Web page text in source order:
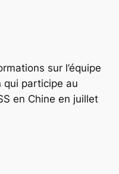
sur l’équipe
qui participe au
en Chine en juillet